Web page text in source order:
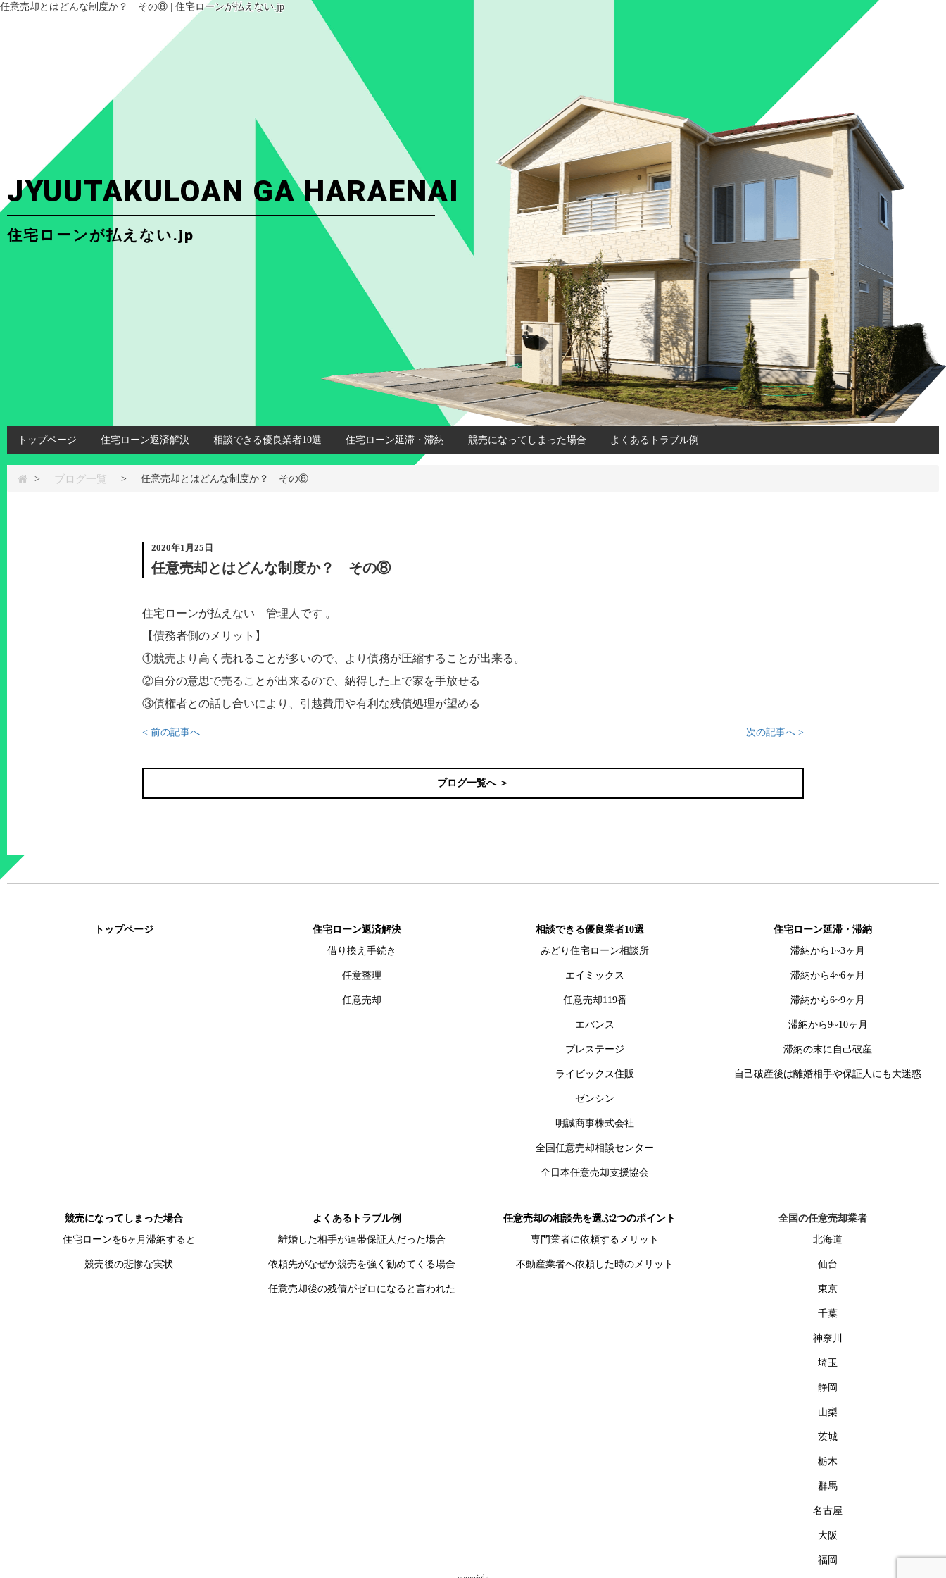
任意売却とはどんな制度か？ その⑧ | 住宅ローンが払えない.jp
JYUUTAKULOAN GA HARAENAI
住宅ローンが払えない.jp
トップページ 住宅ローン返済解決 相談できる優良業者10選 住宅ローン延滞・滞納 競売になってしまった場合 よくあるトラブル例
> ブログ一覧 > 任意売却とはどんな制度か？ その⑧
2020年1月25日
任意売却とはどんな制度か？ その⑧
住宅ローンが払えない 管理人です 。
【債務者側のメリット】
①競売より高く売れることが多いので、より債務が圧縮することが出来る。
②自分の意思で売ることが出来るので、納得した上で家を手放せる
③債権者との話し合いにより、引越費用や有利な残債処理が望める
< 前の記事へ 次の記事へ >
ブログ一覧へ ＞
トップページ
住宅ローン返済解決
借り換え手続き
任意整理
任意売却
相談できる優良業者10選
みどり住宅ローン相談所
エイミックス
任意売却119番
エバンス
プレステージ
ライビックス住販
ゼンシン
明誠商事株式会社
全国任意売却相談センター
全日本任意売却支援協会
住宅ローン延滞・滞納
滞納から1~3ヶ月
滞納から4~6ヶ月
滞納から6~9ヶ月
滞納から9~10ヶ月
滞納の末に自己破産
自己破産後は離婚相手や保証人にも大迷惑
競売になってしまった場合
住宅ローンを6ヶ月滞納すると
競売後の悲惨な実状
よくあるトラブル例
離婚した相手が連帯保証人だった場合
依頼先がなぜか競売を強く勧めてくる場合
任意売却後の残債がゼロになると言われた
任意売却の相談先を選ぶ2つのポイント
専門業者に依頼するメリット
不動産業者へ依頼した時のメリット
全国の任意売却業者
北海道
仙台
東京
千葉
神奈川
埼玉
静岡
山梨
茨城
栃木
群馬
名古屋
大阪
福岡